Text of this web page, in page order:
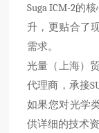
Suga ICM-2的
升，更贴合了
需求。
光量（上海）
代理商，承接
如果您对光学
供详细的技术